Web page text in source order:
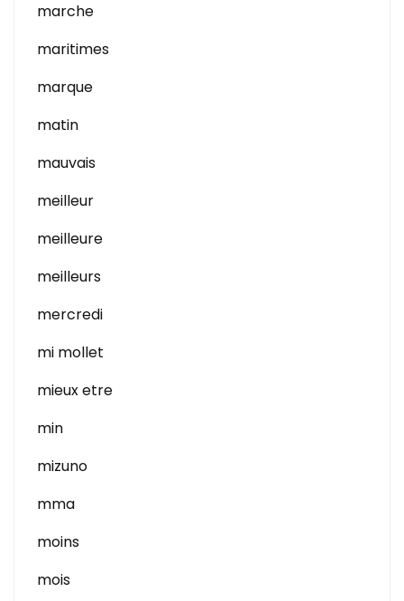
marche
maritimes
marque
matin
mauvais
meilleur
meilleure
meilleurs
mercredi
mi mollet
mieux etre
min
mizuno
mma
moins
mois